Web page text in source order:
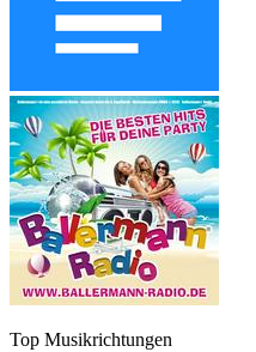
Top Musikrichtungen